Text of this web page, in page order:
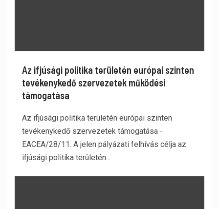
Az ifjúsági politika területén európai szinten
tevékenykedő szervezetek működési
támogatása
Az ifjúsági politika területén európai szinten
tevékenykedő szervezetek támogatása -
EACEA/28/11. A jelen pályázati felhívás célja az
ifjúsági politika területén...